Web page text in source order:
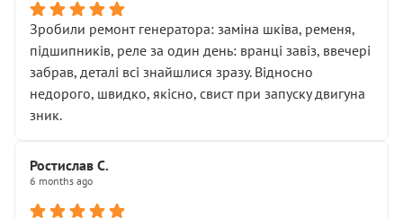
Зробили ремонт генератора: заміна шківа, ременя,
підшипників, реле за один день: вранці завіз, ввечері
забрав, деталі всі знайшлися зразу. Відносно
недорого, швидко, якісно, свист при запуску двигуна
зник.
Ростислав С.
6 months ago